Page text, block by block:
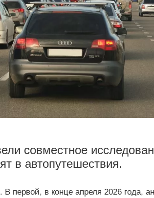
совместное
в автопутешествия.
первой, в конце апреля 2026 года,